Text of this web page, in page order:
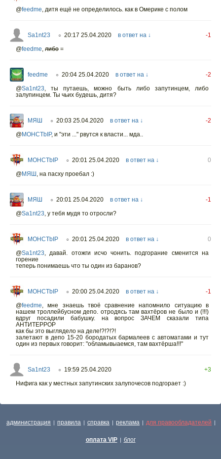
@feedme дитя ещё не определилось. как в Омерике с полом
Sa1nt23 ○ 20:17 25.04.2020 в ответ на ↓
-1
@feedme либо =
feedme ○ 20:04 25.04.2020 в ответ на ↓
-2
@Sa1nt23
ты путаешь, можно быть либо запутинцем, либо
залупинцем. Ты чьих будешь, дитя?
МЯШ ○ 20:03 25.04.2020 в ответ на ↓
-2
@MOHCTbIP, и "эти ..." рвутся к власти... мда..
MOHCTbIP ○ 20:01 25.04.2020 в ответ на ↓
0
@МЯШ на пасху проебал :)
МЯШ ○ 20:01 25.04.2020 в ответ на ↓
-1
@Sa1nt23 у тебя мудя то отросли?
MOHCTbIP ○ 20:01 25.04.2020 в ответ на ↓
0
@Sa1nt23
давай. отожги исчо чонить. подгорание сменится на
горение
теперь понимаешь что ты один из баранов?
MOHCTbIP ○ 20:00 25.04.2020 в ответ на ↓
-1
@feedme
мне знаешь твоё сравнение напомнило ситуацию в
нашем троллейбусном депо. отродясь там вахтёров не было и (!!!)
вдруг посадили бабушку. на вопрос ЗАЧЕМ сказали типа
АНТИТЕРРОР
как бы это выглядело на деле!?!?!?!
залетают в депо 15-20 бородатых бармалеев с автоматами и тут
один из первых говорит: "обламывыаемся, там вахтёрша!!!"
Sa1nt23 ○ 19:59 25.04.2020
+3
Нифига как у местных запутинских залупочесов подгорает :)
администрация | правила | справка | реклама | для правообладателей |
оплата VIP | блог